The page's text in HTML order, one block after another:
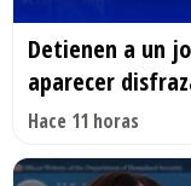
Detienen a un
aparecer
Hace 11 horas